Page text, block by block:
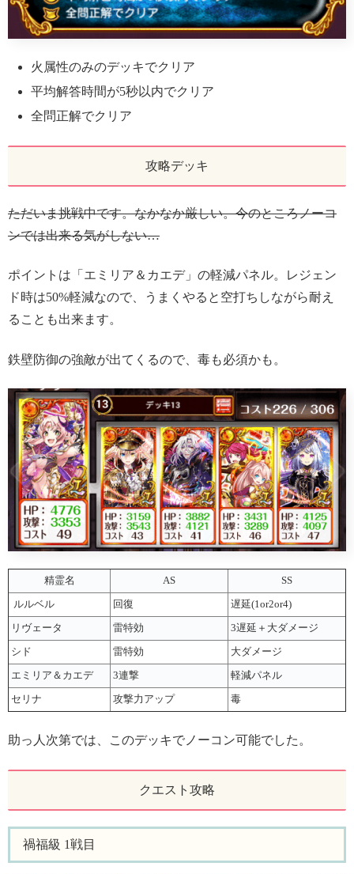
火属性のみのデッキでクリア
平均解答時間が5秒以内でクリア
全問正解でクリア
攻略デッキ
ただいま挑戦中です。なかなか厳しい。今のところノーコ
ンでは出来る気がしない…
ポイントは「エミリア＆カエデ」の軽減パネル。レジェン
ド時は50%軽減なので、うまくやると空打ちしながら耐え
ることも出来ます。
鉄壁防御の強敵が出てくるので、毒も必須かも。
精霊名 AS SS
ルルベル 回復 遅延(1or2or4)
リヴェータ 雷特効 3遅延＋大ダメージ
シド 雷特効 大ダメージ
エミリア＆カエデ 3連撃 軽減パネル
セリナ 攻撃力アップ 毒
助っ人次第では、このデッキでノーコン可能でした。
クエスト攻略
禍福級 1戦目